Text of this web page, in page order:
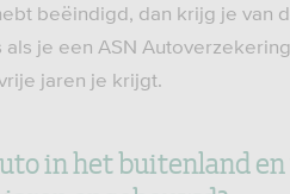
beëindigd, dan krijg je van
als je een ASN
jaren je krijgt.
in het buitenland